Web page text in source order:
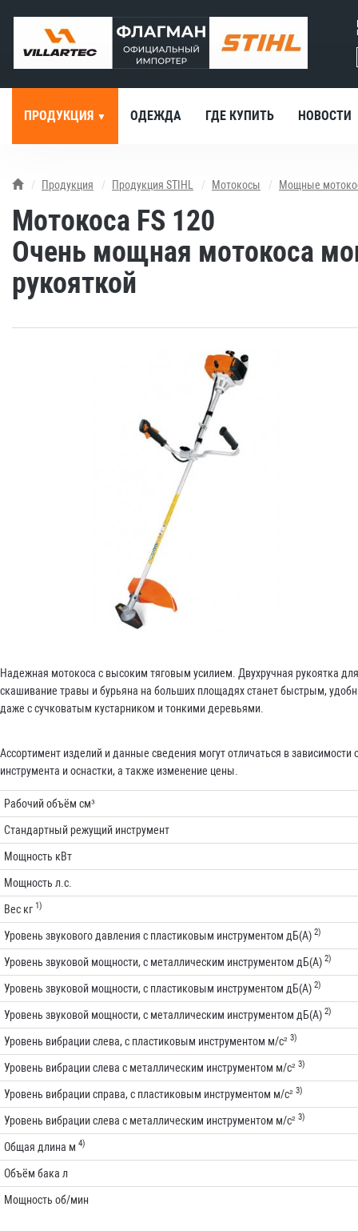
ПРОДУКЦИЯ ОДЕЖДА ГДЕ КУПИТЬ НОВОСТИ
Продукция Продукция STIHL Мотокосы Мощные
Мотокоса FS 120
Очень мощная мотокоса
рукояткой
Надежная мотокоса с высоким тяговым усилием. Двухручная рукоятка
скашивание травы и бурьяна на больших площадях станет быстрым,
даже с сучковатым кустарником и тонкими деревьями.
Ассортимент изделий и данные сведения могут отличаться в
инструмента и оснастки, а также изменение цены.
Рабочий объём см³
Стандартный режущий инструмент
Мощность кВт
Мощность л.с.
Вес кг 1)
Уровень звукового давления с пластиковым инструментом дБ(A) 2)
Уровень звуковой мощности, с металлическим инструментом дБ(A) 2)
Уровень звуковой мощности, с пластиковым инструментом дБ(A) 2)
Уровень звуковой мощности, с металлическим инструментом дБ(A) 2)
Уровень вибрации слева, с пластиковым инструментом м/с² 3)
Уровень вибрации слева с металлическим инструментом м/с² 3)
Уровень вибрации справа, с пластиковым инструментом м/с² 3)
Уровень вибрации слева с металлическим инструментом м/с² 3)
Общая длина м 4)
Объём бака л
Мощность об/мин